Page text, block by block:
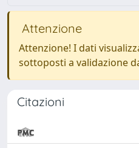
Attenzione
Attenzione! I dati
sottoposti a validazione
Citazioni